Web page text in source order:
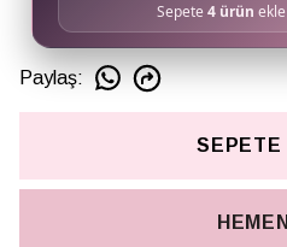
Sepete4 ürün
Paylaş:
SEPETE